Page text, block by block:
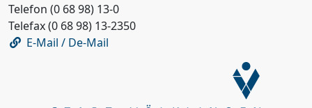
Telefon (0 68 98) 13-0
Telefax (0 68 98) 13-2350
E-Mail / De-Mail